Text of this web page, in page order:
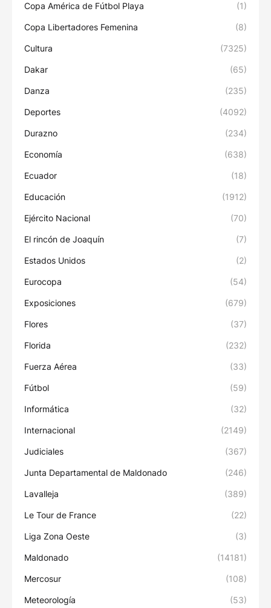
Copa América de Fútbol Playa (1)
Copa Libertadores Femenina (8)
Cultura (7325)
Dakar (65)
Danza (235)
Deportes (4092)
Durazno (234)
Economía (638)
Ecuador (18)
Educación (1912)
Ejército Nacional (70)
El rincón de Joaquín (7)
Estados Unidos (2)
Eurocopa (54)
Exposiciones (679)
Flores (37)
Florida (232)
Fuerza Aérea (33)
Fútbol (59)
Informática (32)
Internacional (2149)
Judiciales (367)
Junta Departamental de Maldonado (246)
Lavalleja (389)
Le Tour de France (22)
Liga Zona Oeste (3)
Maldonado (14181)
Mercosur (108)
Meteorología (53)